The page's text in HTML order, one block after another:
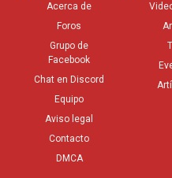
Acerca de
Foros
Grupo de
Facebook
Chat en Discord
Equipo
Aviso legal
Contacto
DMCA